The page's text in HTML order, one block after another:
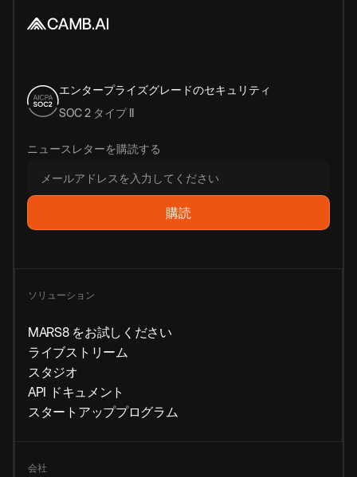
エンタープライズグレードのセキュリティ
SOC 2 タイプ II
ニュースレターを購読する
ソリューション
MARS8 をお試しください
ライブストリーム
スタジオ
API ドキュメント
スタートアッププログラム
会社